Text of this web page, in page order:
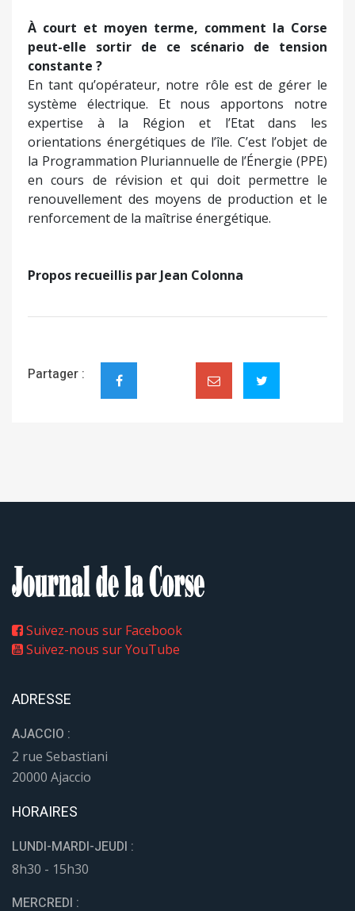
À court et moyen terme, comment la Corse
peut-elle sortir de ce scénario de tension
constante ?
En tant qu’opérateur, notre rôle est de gérer le
système électrique. Et nous apportons notre
expertise à la Région et l’Etat dans les
orientations énergétiques de l’île. C’est l’objet de
la Programmation Pluriannuelle de l’Énergie (PPE)
en cours de révision et qui doit permettre le
renouvellement des moyens de production et le
renforcement de la maîtrise énergétique.
Propos recueillis par Jean Colonna
Partager :
Suivez-nous sur Facebook
Suivez-nous sur YouTube
ADRESSE
AJACCIO :
2 rue Sebastiani
20000 Ajaccio
HORAIRES
LUNDI-MARDI-JEUDI :
8h30 - 15h30
MERCREDI :